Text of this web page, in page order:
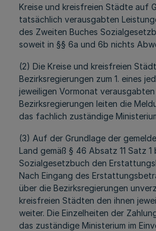
Kreise und kreisfreien Städte auf
tatsächlich verausgabten
des Zweiten Buches
soweit in §§ 6a und 6b nichts
(2) Die Kreise und kreisfreien
Bezirksregierungen zum 1. eines
jeweiligen Vormonat
Bezirksregierungen leiten die
das fachlich zuständige
(3) Auf der Grundlage der
Land gemäß § 46 Absatz 11 Satz
Sozialgesetzbuch den
Nach Eingang des
über die Bezirksregierungen
kreisfreien Städten den ihnen
weiter. Die Einzelheiten der
das zuständige Ministerium im